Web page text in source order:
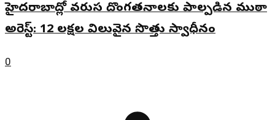
హైదరాబాద్లో వరుస దొంగతనాలకు పాల్పడిన ముఠా
అరెస్ట్: 12 లక్షల విలువైన సొత్తు స్వాధీనం
0